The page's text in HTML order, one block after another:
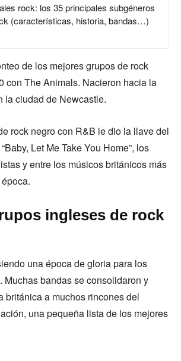
rock: los 35 principales subgéneros
(características, historia, bandas…)
de los mejores grupos de rock
con The Animals. Nacieron hacia la
la ciudad de Newcastle.
rock negro con R&B le dio la llave del
Let Me Take You Home”, los
y entre los músicos británicos más
ingleses de rock
una época de gloria para los
Muchas bandas se consolidaron y
británica a muchos rincones del
una pequeña lista de los mejores